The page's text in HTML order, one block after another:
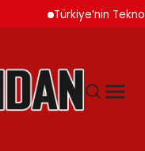
Türkiye’nin Teknoloji